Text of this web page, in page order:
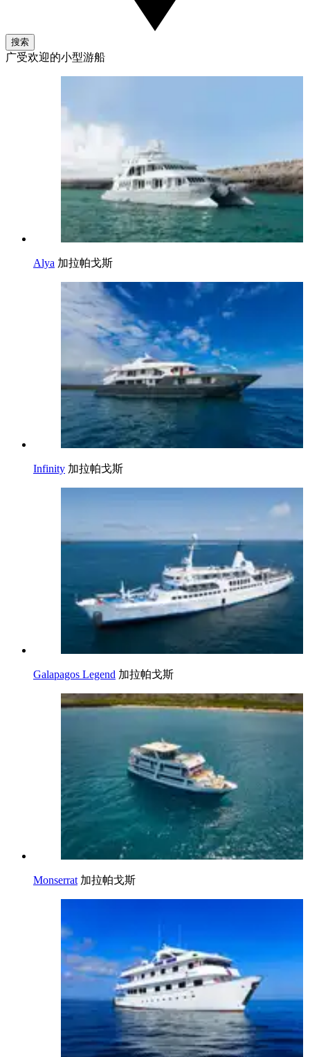
搜索
广受欢迎的小型游船
Alya 加拉帕戈斯
Infinity 加拉帕戈斯
Galapagos Legend 加拉帕戈斯
Monserrat 加拉帕戈斯